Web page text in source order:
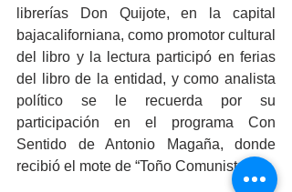
librerías Don Quijote, en la capital
bajacaliforniana, como promotor cultural
del libro y la lectura participó en ferias
del libro de la entidad, y como analista
político se le recuerda por su
participación en el programa Con
Sentido de Antonio Magaña, donde
recibió el mote de “Toño Comunista”